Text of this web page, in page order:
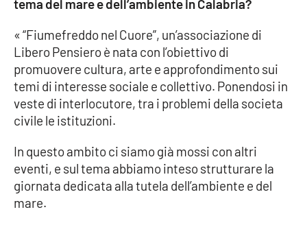
LaC Network
LaC OnAir
Catanzaro
Crotone
tema del mare e dell’ambiente in Calabria?
« “Fiumefreddo nel Cuore”, un’associazione di
Libero Pensiero è nata con l’obiettivo di
promuovere cultura, arte e approfondimento sui
temi di interesse sociale e collettivo. Ponendosi in
veste di interlocutore, tra i problemi della societa
civile le istituzioni.
In questo ambito ci siamo già mossi con altri
eventi, e sul tema abbiamo inteso strutturare la
giornata dedicata alla tutela dell’ambiente e del
mare.